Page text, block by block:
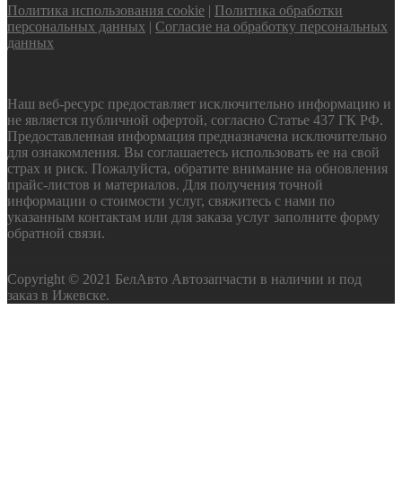
Политика использования cookie | Политика обработки
персональных данных | Согласие на обработку персональных
данных
Наш веб-ресурс предоставляет исключительно информацию и
не является публичной офертой, согласно Статье 437 ГК РФ.
Предоставленная информация предназначена исключительно
для ознакомления. Вы соглашаетесь использовать ее на свой
страх и риск. Пожалуйста, обратите внимание на обновления
прайс-листов и материалов. Для получения точной
информации о стоимости услуг, свяжитесь с нами по
указанным контактам или для заказа услуг заполните форму
обратной связи.
Copyright © 2021 БелАвто Автозапчасти в наличии и под
заказ в Ижевске.